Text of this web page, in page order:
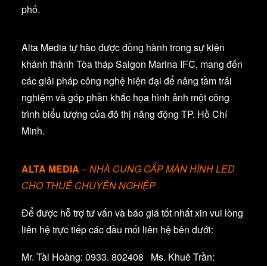
phố.
Alta Media tự hào được đồng hành trong sự kiện
khánh thành Tòa tháp Saigon Marina IFC, mang đến
các giải pháp công nghệ hiện đại để nâng tầm trải
nghiệm và góp phần khắc họa hình ảnh một công
trình biểu tượng của đô thị năng động TP. Hồ Chí
Minh.
ALTA MEDIA –NHÀ CUNG CẤP MÀN HÌNH LED
CHO THUÊ CHUYÊN NGHIỆP
Để được hỗ trợ tư vấn và báo giá tốt nhất xin vui lòng
liên hệ trực tiếp các đầu mối liên hệ bên dưới:
Mr. Tài Hoàng: 0933. 802408 Ms. Khuê Trần: